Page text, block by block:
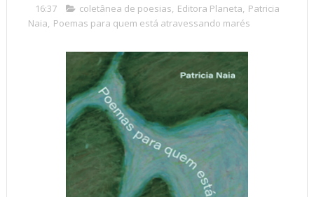
16:37 coletânea de poesias, Editora Planeta, Patricia
Naia, Poemas para quem está atravessando marés